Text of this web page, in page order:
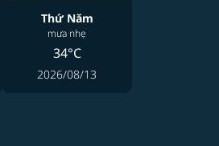
Thứ Năm
mưa nhẹ
34°C
2026/08/13